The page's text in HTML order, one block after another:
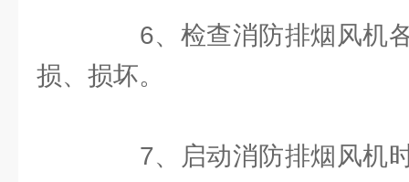
6、检查消防排烟风机各
损、损坏。
7、启动消防排烟风机时